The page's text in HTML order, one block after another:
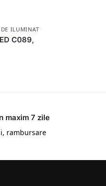
ILUMINAT
C089,
maxim 7 zile
rambursare